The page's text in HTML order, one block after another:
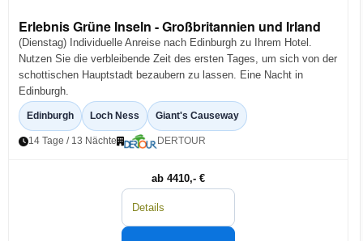
Erlebnis Grüne Inseln - Großbritannien und Irland
(Dienstag) Individuelle Anreise nach Edinburgh zu Ihrem Hotel.
Nutzen Sie die verbleibende Zeit des ersten Tages, um sich von der
schottischen Hauptstadt bezaubern zu lassen. Eine Nacht in
Edinburgh.
Edinburgh Loch Ness Giant's Causeway
14 Tage / 13 Nächte DERTOUR
ab 4410,- €
Details